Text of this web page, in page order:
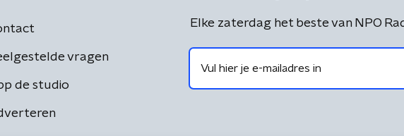
vragen
de studio
Elke zaterdag het beste van NPO